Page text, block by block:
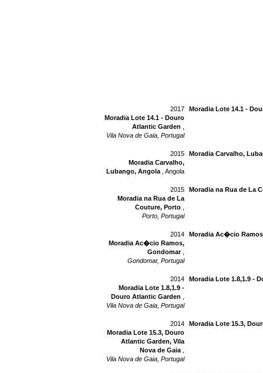
2017
Moradia Lote 14.1 - Douro
Atlantic Garden
Vila Nova de Gaia, Portugal
Moradia Lote 14.1 -
2015
Moradia Carvalho,
Lubango, Angola , Angola
Moradia Carvalho,
2015
Moradia na Rua de La
Couture, Porto
Porto, Portugal
Moradia na Rua de La
2014
Moradia Ac�cio Ramos,
Gondomar
Gondomar, Portugal
Moradia Ac�cio
2014
Moradia Lote 1.8,1.9 -
Douro Atlantic Garden
Vila Nova de Gaia, Portugal
Moradia Lote 1.8,1.9 -
2014
Moradia Lote 15.3, Douro
Atlantic Garden, Vila
Nova de Gaia
Vila Nova de Gaia, Portugal
Moradia Lote 15.3,